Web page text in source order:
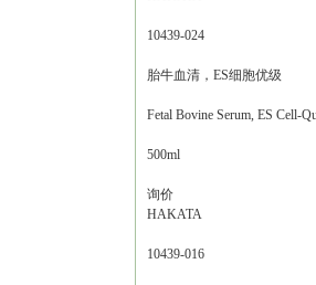
10439-024
胎牛血清，ES细胞优级
Fetal Bovine Serum, ES Cell-
500ml
询价
HAKATA
10439-016